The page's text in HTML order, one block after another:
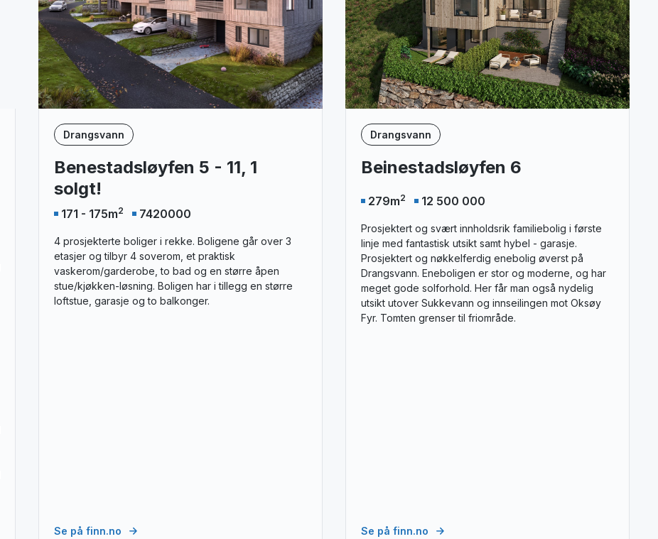
Drangsvann
Benestadsløyfen 5 - 11, 1
solgt!
171 - 175m2 7420000
4 prosjekterte boliger i rekke. Boligene går over 3
etasjer og tilbyr 4 soverom, et praktisk
vaskerom/garderobe, to bad og en større åpen
stue/kjøkken-løsning. Boligen har i tillegg en større
loftstue, garasje og to balkonger.
Se på finn.no
Drangsvann
Beinestadsløyfen 6
279m2 12 500 000
Prosjektert og svært innholdsrik familiebolig i første
linje med fantastisk utsikt samt hybel - garasje.
Prosjektert og nøkkelferdig enebolig øverst på
Drangsvann. Eneboligen er stor og moderne, og har
meget gode solforhold. Her får man også nydelig
utsikt utover Sukkevann og innseilingen mot Oksøy
Fyr. Tomten grenser til friområde.
Se på finn.no